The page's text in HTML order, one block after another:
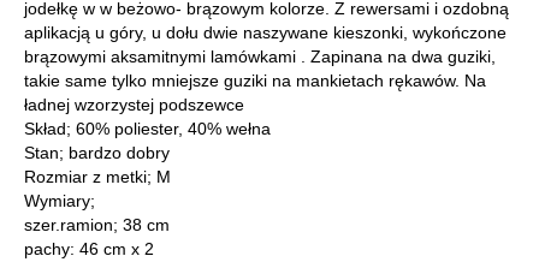
jodełkę w w beżowo- brązowym kolorze. Z rewersami i ozdobną
aplikacją u góry, u dołu dwie naszywane kieszonki, wykończone
brązowymi aksamitnymi lamówkami . Zapinana na dwa guziki,
takie same tylko mniejsze guziki na mankietach rękawów. Na
ładnej wzorzystej podszewce
Skład; 60% poliester, 40% wełna
Stan; bardzo dobry
Rozmiar z metki; M
Wymiary;
szer.ramion; 38 cm
pachy: 46 cm x 2